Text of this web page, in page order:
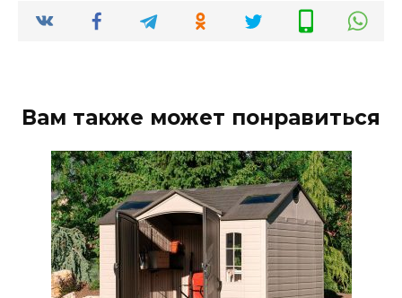
Вам также может понравиться